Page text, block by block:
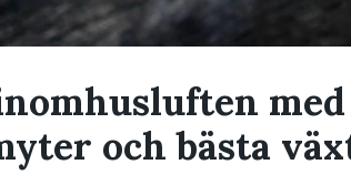
och bästa